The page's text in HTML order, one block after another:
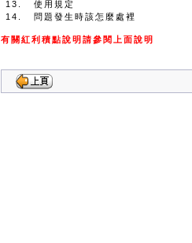
使用規定
問題發生時該怎麼處裡
有關紅利積點說明請參閱上面說明